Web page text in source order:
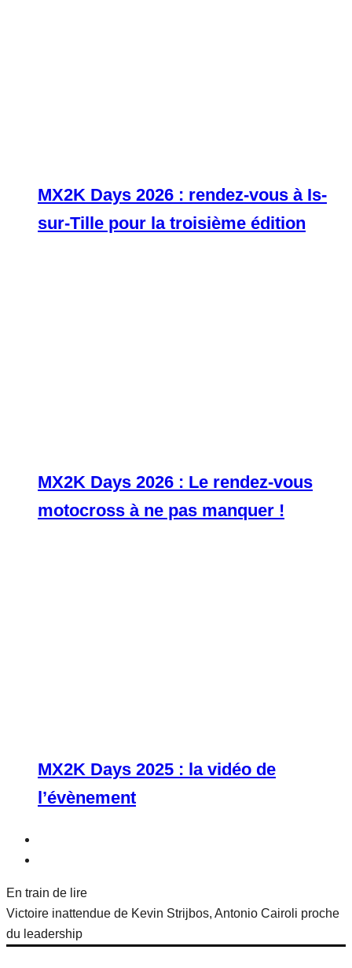
MX2K Days 2026 : rendez-vous à Is-
sur-Tille pour la troisième édition
MX2K Days 2026 : Le rendez-vous
motocross à ne pas manquer !
MX2K Days 2025 : la vidéo de
l’évènement
En train de lire
Victoire inattendue de Kevin Strijbos, Antonio Cairoli proche
du leadership